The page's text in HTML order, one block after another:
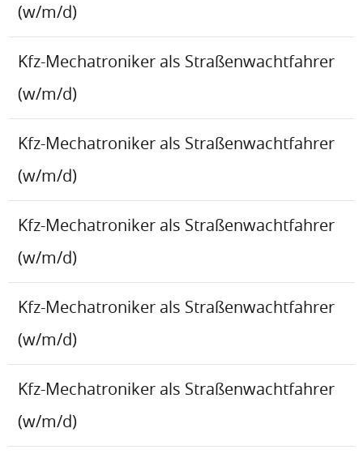
(w/m/d)
Kfz-Mechatroniker als Straßenwachtfahrer
(w/m/d)
Kfz-Mechatroniker als Straßenwachtfahrer
(w/m/d)
Kfz-Mechatroniker als Straßenwachtfahrer
(w/m/d)
Kfz-Mechatroniker als Straßenwachtfahrer
(w/m/d)
Kfz-Mechatroniker als Straßenwachtfahrer
(w/m/d)